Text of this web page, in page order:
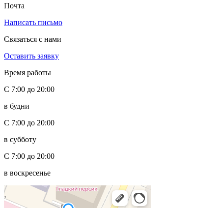
Почта
Написать письмо
Связаться с нами
Оставить заявку
Время работы
С 7:00 до 20:00
в будни
С 7:00 до 20:00
в субботу
С 7:00 до 20:00
в воскресенье